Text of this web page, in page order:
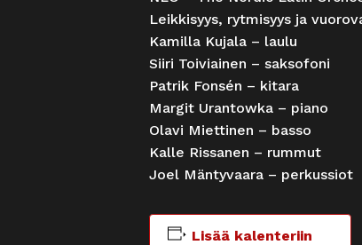
Leikkisyys, rytmisyys ja
Kamilla Kujala – laulu
Siiri Toiviainen – saksofoni
Patrik Fonsén – kitara
Margit Urantowka – piano
Olavi Miettinen – basso
Kalle Rissanen – rummut
Joel Mäntyvaara – perkussiot
Lisää kalenteriin